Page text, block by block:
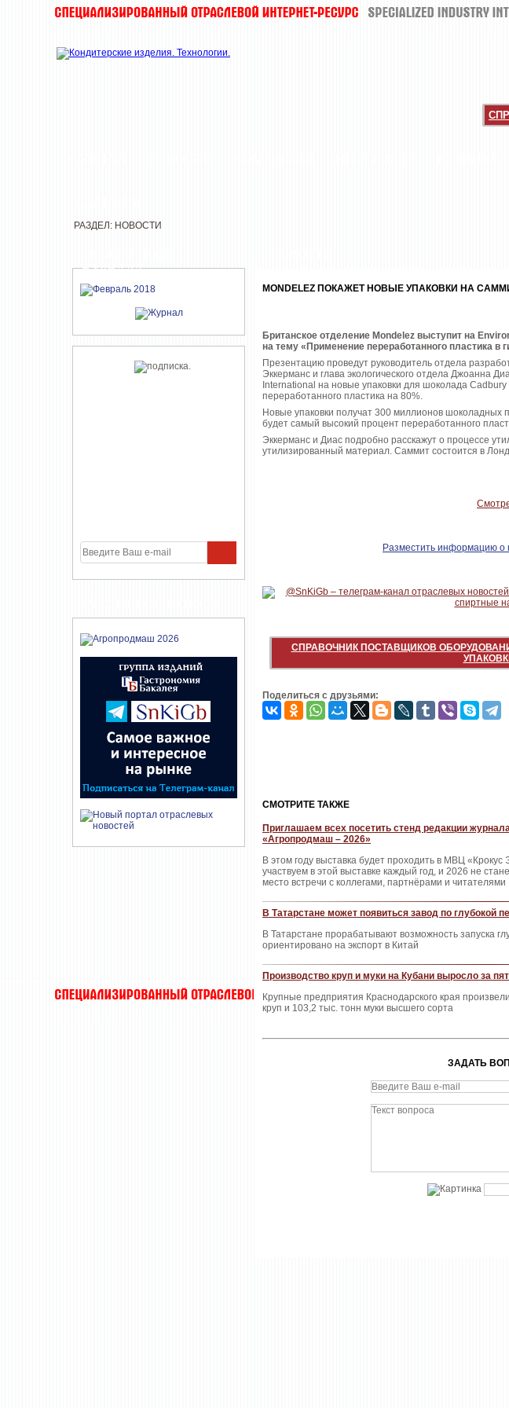
ЖУРНАЛА
РАЗДЕЛ: НОВОСТИ
MONDELEZ ПОКАЖЕТ НОВЫЕ УПАКОВКИ НА
Британское отделение Mondelez выступит на
на тему «Применение переработанного пластика в
Презентацию проведут руководитель отдела
Эккерманс и глава экологического отдела Джоанна
International на новые упаковки для шоколада
переработанного пластика на 80%.
Новые упаковки получат 300 миллионов шоколадных
будет самый высокий процент переработанного
Эккерманс и Диас подробно расскажут о процессе
утилизированный материал. Саммит состоится в
Разместить
СПРАВОЧНИК ПОСТАВЩИКОВ
Поделиться с друзьями:
CМОТРИТЕ ТАКЖЕ
Приглашаем всех посетить стенд редакции
«Агропродмаш – 2026»
В этом году выставка будет проходить в МВЦ
участвуем в этой выставке каждый год, и 2026 не
место встречи с коллегами, партнёрами и читателями
В Татарстане может появиться завод по глубокой
В Татарстане прорабатывают возможность запуска
ориентировано на экспорт в Китай
Производство круп и муки на Кубани выросло за
Крупные предприятия Краснодарского края
круп и 103,2 тыс. тонн муки высшего сорта
ЗАДАТЬ